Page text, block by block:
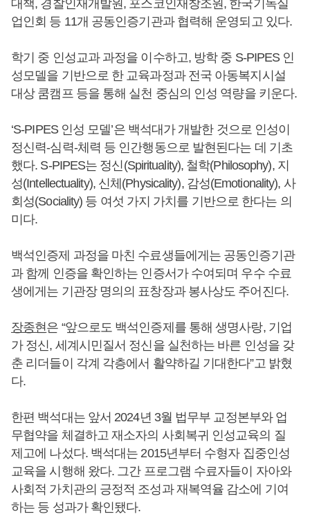
대책, 경찰인재개발원, 포스코인재창조원, 한국기독실
업인회 등 11개 공동인증기관과 협력해 운영되고 있다.
학기 중 인성교과 과정을 이수하고, 방학 중 S-PIPES 인
성모델을 기반으로 한 교육과정과 전국 아동복지시설
대상 쿰캠프 등을 통해 실천 중심의 인성 역량을 키운다.
‘S-PIPES 인성 모델’은 백석대가 개발한 것으로 인성이
정신력-심력-체력 등 인간행동으로 발현된다는 데 기초
했다. S-PIPES는 정신(Spirituality), 철학(Philosophy), 지
성(Intellectuality), 신체(Physicality), 감성(Emotionality), 사
회성(Sociality) 등 여섯 가지 가치를 기반으로 한다는 의
미다.
백석인증제 과정을 마친 수료생들에게는 공동인증기관
과 함께 인증을 확인하는 인증서가 수여되며 우수 수료
생에게는 기관장 명의의 표창장과 봉사상도 주어진다.
장종현은 “앞으로도 백석인증제를 통해 생명사랑, 기업
가 정신, 세계시민질서 정신을 실천하는 바른 인성을 갖
춘 리더들이 각계 각층에서 활약하길 기대한다”고 밝혔
다.
한편 백석대는 앞서 2024년 3월 법무부 교정본부와 업
무협약을 체결하고 재소자의 사회복귀 인성교육의 질
제고에 나섰다. 백석대는 2015년부터 수형자 집중인성
교육을 시행해 왔다. 그간 프로그램 수료자들이 자아와
사회적 가치관의 긍정적 조성과 재복역율 감소에 기여
하는 등 성과가 확인됐다.